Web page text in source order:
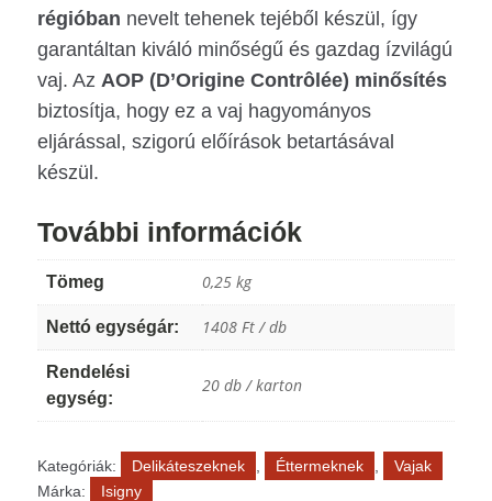
ar
ic
o
n
o
bi
le
ic
o
n
régióban nevelt tehenek tejéből készül, így
garantáltan kiváló minőségű és gazdag ízvilágú
vaj. Az AOP (D’Origine Contrôlée) minősítés
biztosítja, hogy ez a vaj hagyományos
eljárással, szigorú előírások betartásával
készül.
További információk
Tömeg 0,25 kg
Nettó egységár: 1408 Ft / db
Rendelési
egység:
20 db / karton
Kategóriák: Delikáteszeknek Éttermeknek
Vajak
Márka:
Isigny